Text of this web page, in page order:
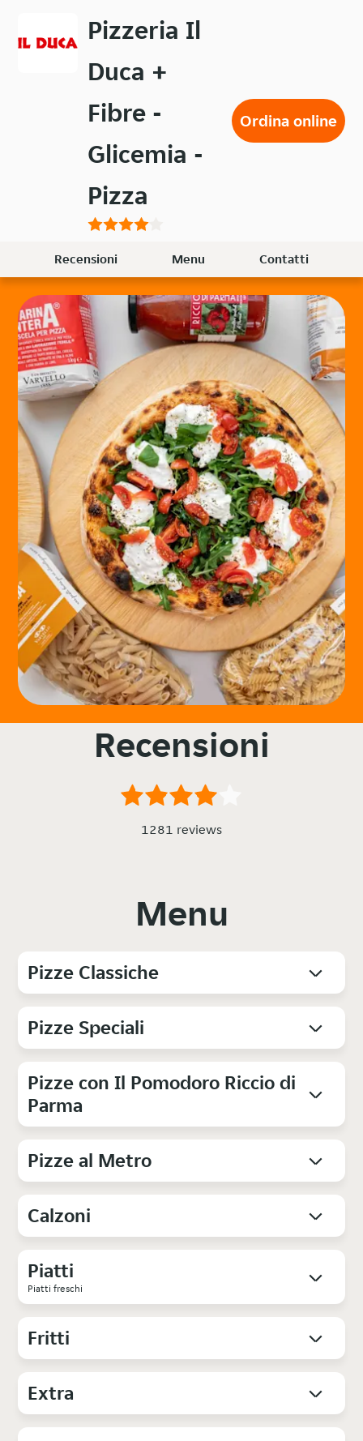
contenuto
Pizzeria Il
Duca +
Fibre -
Glicemia -
Pizza
Ordina online
Recensioni Menu Contatti
Recensioni
1281 reviews
Menu
Pizze Classiche
Pizze Speciali
Pizze con Il Pomodoro Riccio di
Parma
Pizze al Metro
Calzoni
Piatti
Piatti freschi
Fritti
Extra